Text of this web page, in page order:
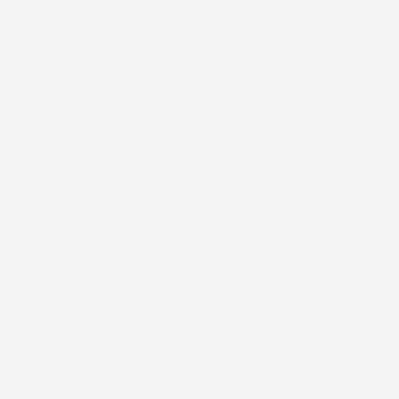
con un M.A. en historia del arte en la Universidad
de la Neue Berliner Kunstverein NBK y el
que es proceso: se titula “La embestida del
vivido a través del vídeo. Los resultados han
consuma en la investigación, la selección y
pesquisa, como un vehículo que viaja en medio del
el archivo más completo de arte contemporáneo en
en relación con el paisaje. La idea eje es
actual. Se trata además de visualizar
según explica el originario del norte de
redes para formar nuevas escenas en puntos
de Chile con Perú y Bolivia – o Aysén, una región al
agrícola, ganadera y forestal, con un historial